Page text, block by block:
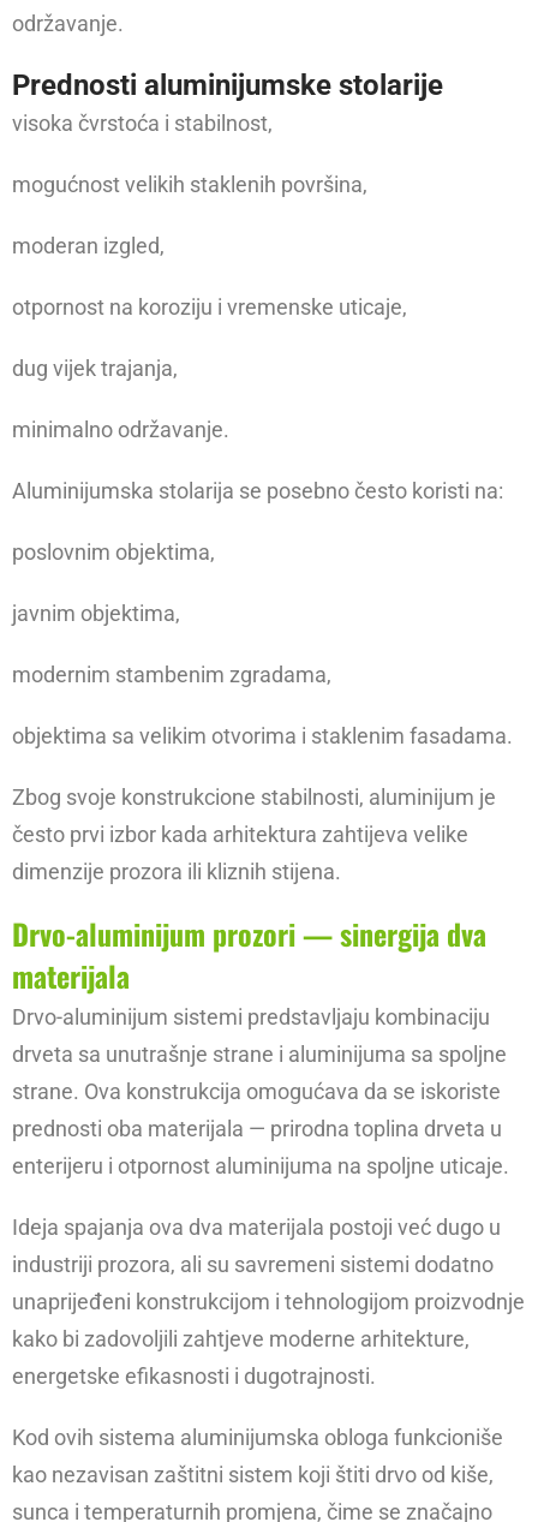
održavanje.
Prednosti aluminijumske stolarije
visoka čvrstoća i stabilnost,
mogućnost velikih staklenih površina,
moderan izgled,
otpornost na koroziju i vremenske uticaje,
dug vijek trajanja,
minimalno održavanje.
Aluminijumska stolarija se posebno često koristi na:
poslovnim objektima,
javnim objektima,
modernim stambenim zgradama,
objektima sa velikim otvorima i staklenim fasadama.
Zbog svoje konstrukcione stabilnosti, aluminijum je
često prvi izbor kada arhitektura zahtijeva velike
dimenzije prozora ili kliznih stijena.
Drvo-aluminijum prozori — sinergija dva
materijala
Drvo-aluminijum sistemi predstavljaju kombinaciju
drveta sa unutrašnje strane i aluminijuma sa spoljne
strane. Ova konstrukcija omogućava da se iskoriste
prednosti oba materijala — prirodna toplina drveta u
enterijeru i otpornost aluminijuma na spoljne uticaje.
Ideja spajanja ova dva materijala postoji već dugo u
industriji prozora, ali su savremeni sistemi dodatno
unaprijeđeni konstrukcijom i tehnologijom proizvodnje
kako bi zadovoljili zahtjeve moderne arhitekture,
energetske efikasnosti i dugotrajnosti.
Kod ovih sistema aluminijumska obloga funkcioniše
kao nezavisan zaštitni sistem koji štiti drvo od kiše,
sunca i temperaturnih promjena, čime se značajno